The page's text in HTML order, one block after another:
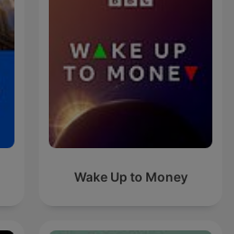
Wake Up to Money